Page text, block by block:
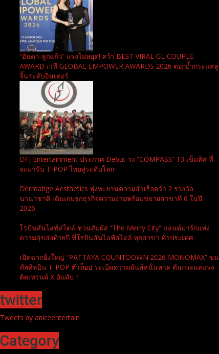
“อันดา-ลูกแก้ว” แรงไม่หยุด! คว้า BEST VIRAL GL COUPLE
AWARD เวที GLOBAL EMPOWER AWARDS 2026 ตอกย้ำกระแสคู่
จิ้นระดับอินเตอร์
DFJ Entertainment ประกาศ Debut วง “COMPASS” 13 เข็มทิศ ที่
จะมารัน T-POP ไทยสู่ระดับโลก
Dermatige Aesthetics พุ่งทะยานความสำเร็จคว้า 2 รางวัล
นานาชาติ เดินเกมรุกธุรกิจความงามพร้อมขยายสาขาที่ 6 ในปี
2026
โรบินสันไลฟ์สไตล์ ชวนสัมผัส “The Merry City” แลนด์มาร์กแห่ง
ความสุขส่งท้ายปี ที่โรบินสันไลฟ์สไตล์ ทุกสาขา ทั่วประเทศ
เปิดฉากยิ่งใหญ่ “PATTAYA COUNTDOWN 2026 MONOMAX” ขน
ทัพศิลปิน T-POP ตัวท็อป ระเบิดความมันส์สนั่นหาด ดันกระแสแรง
ติดเทรนด์ X อันดับ 1